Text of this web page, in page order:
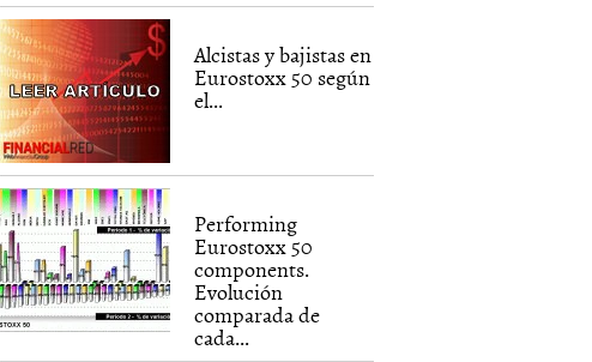
Alcistas y bajistas en
Eurostoxx 50 según
el...
Performing
Eurostoxx 50
components.
Evolución
comparada de
cada...